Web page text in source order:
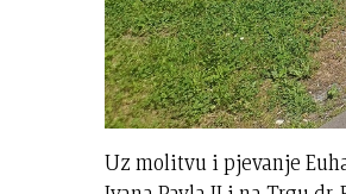
Uz molitvu i pjevanje